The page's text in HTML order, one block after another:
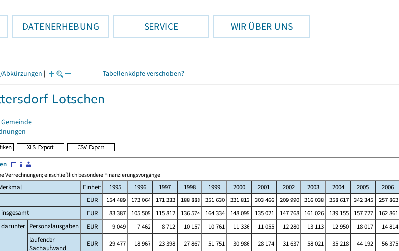
DATENERHEBUNG SERVICE WIR ÜBER UNS
| Tabellenköpfe verschoben?
Lotschen
Verrechnungen; einschließlich besondere Finanzierungsvorgänge
Einheit 1995 1996 1997 1998 1999 2000 2001 2002 2003 2004 2005
2006
EUR 154 489 172 064 171 232 188 888 251 630 221 813 303 466 209 990 216 038 258 617 342 345
257 862
insgesamt EUR 83 387 105 509 115 812 136 574 164 334 148 099 135 021 147 768 161 026 139 155 157 727
162 861
darunter Personalausgaben EUR 9 049 7 462 8 712 10 157 10 761 11 336 11 055 12 280 13 113 12 950 18 017
14 814
laufender
Sachaufwand
EUR 29 477 18 967 23 398 27 867 51 751 30 986 28 174 31 637 58 021 35 218 44 192
56 375